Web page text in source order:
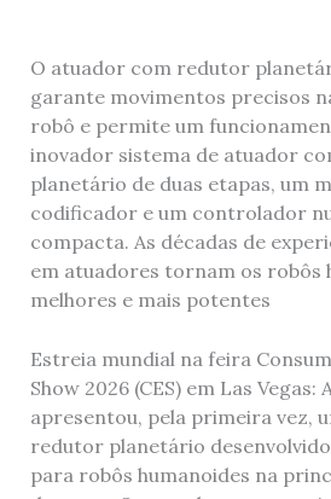
O atuador com redutor
garante movimentos precisos
robô e permite um
inovador sistema de atuador
planetário de duas etapas, um
codificador e um controlador
compacta. As décadas de
em atuadores tornam os robôs
melhores e mais potentes
Estreia mundial na feira
Show 2026 (CES) em Las Vegas:
apresentou, pela primeira vez,
redutor planetário
para robôs humanoides na